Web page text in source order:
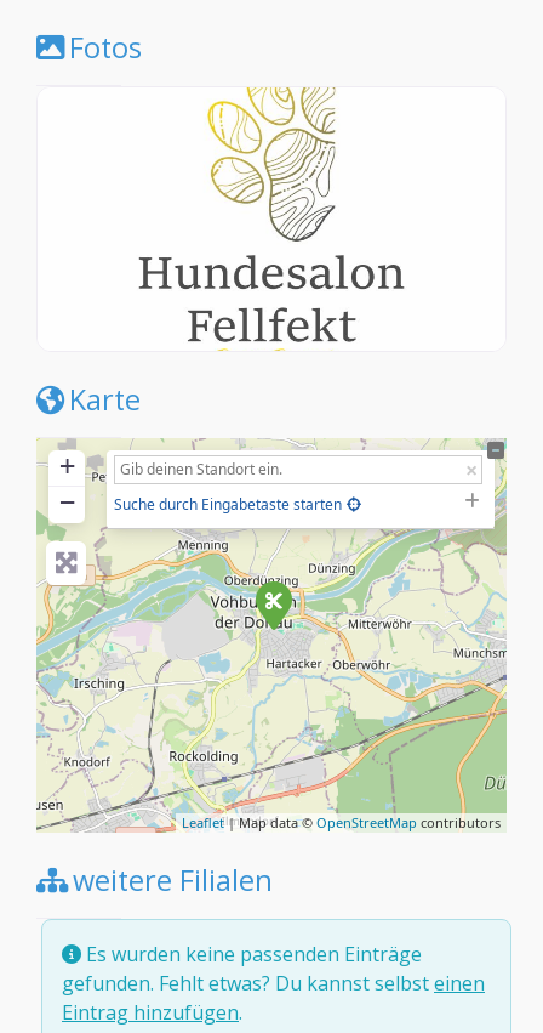
Fotos
Karte
+
−
Suche durch Eingabetaste starten
Leaflet| Map data © OpenStreetMap contributors
weitere Filialen
Es wurden keine passenden Einträge
gefunden. Fehlt etwas? Du kannst selbsteinen
Eintrag hinzufügen.